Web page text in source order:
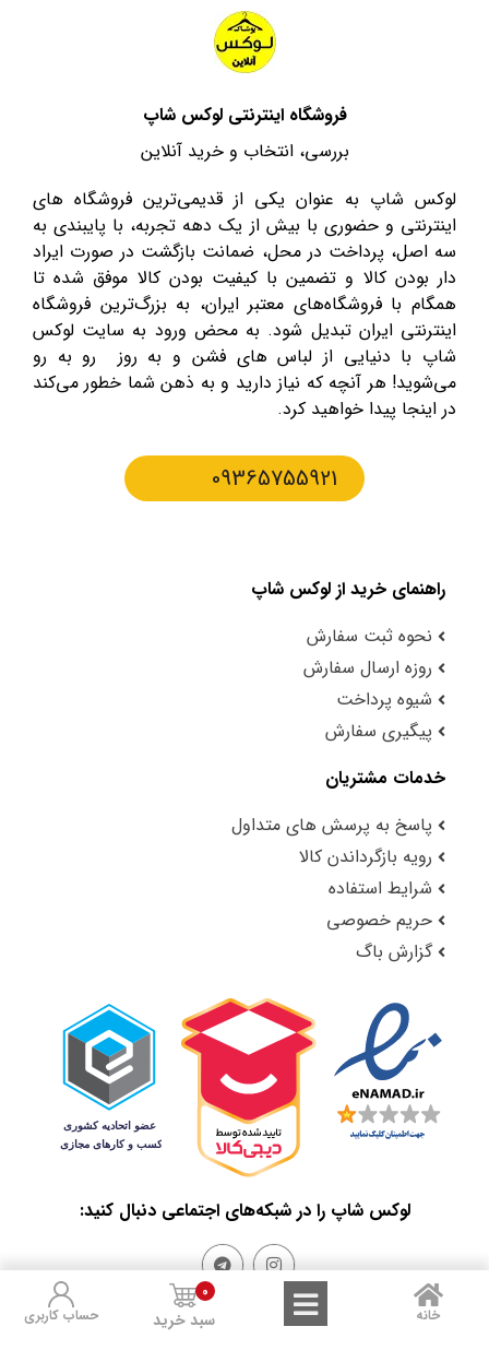
فروشگاه اینترنتی لوکس شاپ
بررسی، انتخاب و خرید آنلاین
لوکس شاپ به عنوان یکی از قدیمی‌ترین فروشگاه های
اینترنتی و حضوری با بیش از یک دهه تجربه، با پایبندی به
سه اصل، پرداخت در محل، ضمانت بازگشت در صورت ایراد
دار بودن کالا و تضمین با کیفیت بودن کالا موفق شده تا
همگام با فروشگاه‌های معتبر ایران، به بزرگ‌ترین فروشگاه
اینترنتی ایران تبدیل شود. به محض ورود به سایت لوکس
شاپ با دنیایی از لباس های فشن و به روز رو به رو
می‌شوید! هر آنچه که نیاز دارید و به ذهن شما خطور می‌کند
در اینجا پیدا خواهید کرد.
09365755921
راهنمای خرید از لوکس شاپ
نحوه ثبت سفارش
روزه ارسال سفارش
شیوه پرداخت
پیگیری سفارش
خدمات مشتریان
پاسخ به پرسش های متداول
رویه بازگرداندن کالا
شرایط استفاده
حریم خصوصی
گزارش باگ
لوکس شاپ را در شبکه‌های اجتماعی دنبال کنید:
خانه سبد خرید
0
حساب کاربری